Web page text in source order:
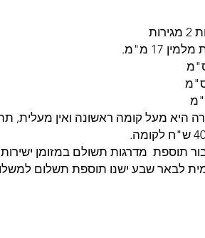
17 מ"מ.
היא מעל קומה ראשונה ואין מעלית,
תוספת מדרגות תשולם במזומן ישירות
לבאר שבע ישנו תוספת תשלום